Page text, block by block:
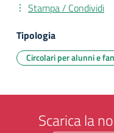
Stampa / Condividi
Tipologia
Circolari per alunni e
Scarica la